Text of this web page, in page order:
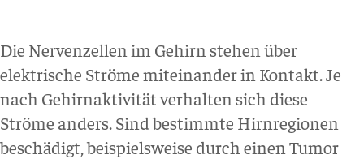
Die Nervenzellen im Gehirn stehen über
elektrische Ströme miteinander in Kontakt. Je
nach Gehirnaktivität verhalten sich diese
Ströme anders. Sind bestimmte Hirnregionen
beschädigt, beispielsweise durch einen Tumor